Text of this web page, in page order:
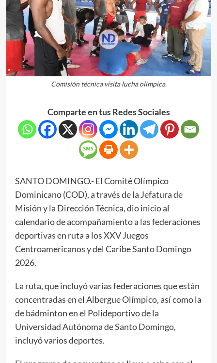
Comisión técnica visita lucha olímpica.
Comparte en tus Redes Sociales
SANTO DOMINGO.- El Comité Olímpico
Dominicano (COD), a través de la Jefatura de
Misión y la Dirección Técnica, dio inicio al
calendario de acompañamiento a las federaciones
deportivas en ruta a los XXV Juegos
Centroamericanos y del Caribe Santo Domingo
2026.
La ruta, que incluyó varias federaciones que están
concentradas en el Albergue Olímpico, así como la
de bádminton en el Polideportivo de la
Universidad Autónoma de Santo Domingo,
incluyó varios deportes.